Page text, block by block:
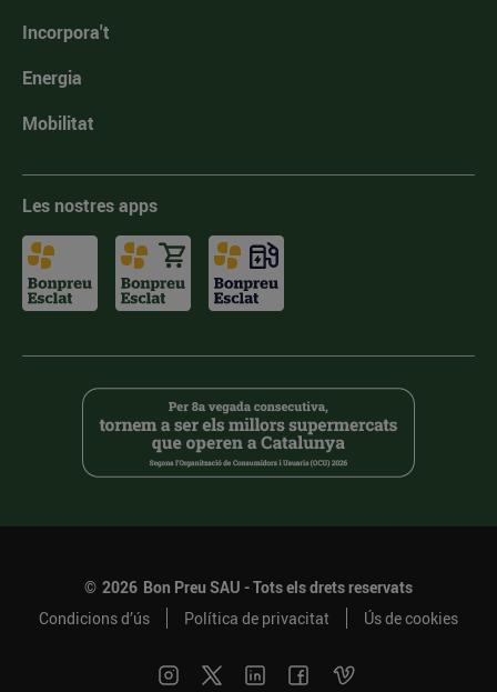
Incorpora't
Energia
Mobilitat
Les nostres apps
© 2026 Bon Preu SAU - Tots els drets reservats
Condicions d’ús
Política de privacitat Ús de cookies